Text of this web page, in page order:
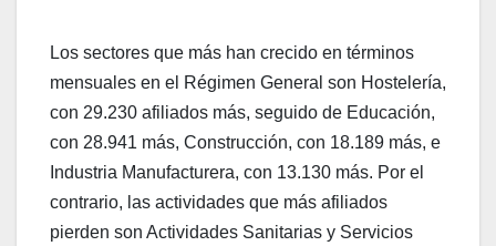
Los sectores que más han crecido en términos
mensuales en el Régimen General son Hostelería,
con 29.230 afiliados más, seguido de Educación,
con 28.941 más, Construcción, con 18.189 más, e
Industria Manufacturera, con 13.130 más. Por el
contrario, las actividades que más afiliados
pierden son Actividades Sanitarias y Servicios